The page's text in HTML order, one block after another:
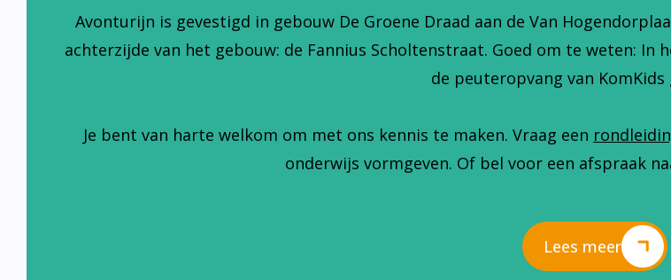
Avonturijn is gevestigd in gebouw De Groene Draad aan de Van
achterzijde van het gebouw: de Fannius Scholtenstraat. Goed om te weten: In
de peuteropvang van KomKids
Je bent van harte welkom om met ons kennis te maken. Vraag een rondleiding
onderwijs vormgeven. Of bel voor een afspraak
Lees meer